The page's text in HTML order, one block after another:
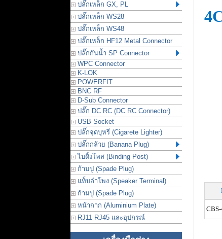
ปลั๊กเหล็ก GX, PL
ปลั๊กเหล็ก WS28
ปลั๊กเหล็ก WS48
ปลั๊กเหล็ก HF12 Metal Connector
ปลั๊กกันน้ำ SP Connector
WPC Connector
K-LOK
POWERFIT
BNC RF
D-Sub Connector
ปลั๊ก DC RC (DC RC Connector)
USB Socket
ปลั๊กจุดบุหรี่ (Cigarete Lighter)
ปลั๊กกล้วย (Banana Plug)
ไบดิ้งโพส (Binding Post)
ก้ามปู (Spade Plug)
แท็บลำโพง (Speaker Terminal)
ก้ามปู (Spade Plug)
หน้ากาก (Aluminium Plate)
RJ11 RJ45 และอุปกรณ์